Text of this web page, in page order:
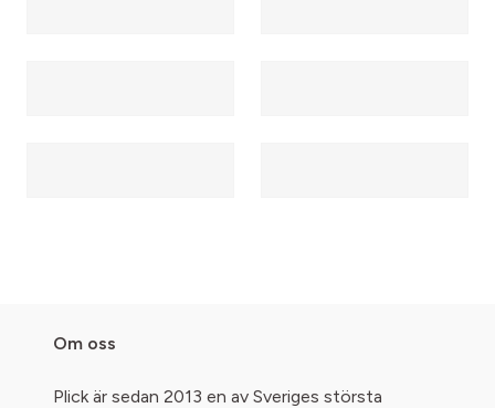
Om oss
Plick är sedan 2013 en av Sveriges största